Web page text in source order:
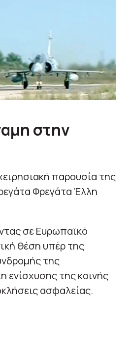
στην
παρουσία της
Φρεγάτα Έλλη
σε Ευρωπαϊκό
θέση υπέρ της
της
ενίσχυσης της κοινής
ασφαλείας.